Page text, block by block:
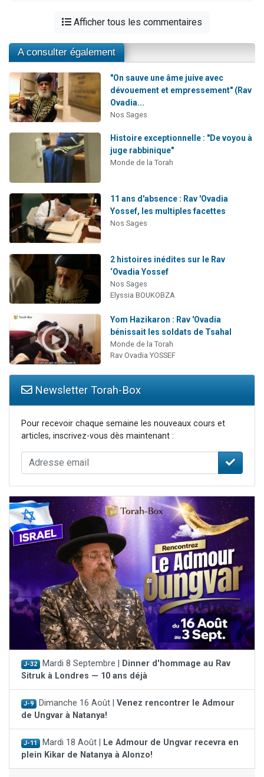
Afficher tous les commentaires
A consulter également
"On sauve une âme juive avec
dévouement et empressement" (Rav
Ovadia...
Nos Sages
Histoire exceptionnelle : "De voyou à
juge rabbinique"
Monde de la Torah
11 ans d'absence : Rav 'Ovadia
Yossef, les multiples facettes
Nos Sages
2 histoires inédites sur le Rav
‘Ovadia Yossef
Nos Sages
Elyssia BOUKOBZA
Yom Hazikaron : Rav 'Ovadia
bénissait les soldats de Tsahal
Monde de la Torah
Rav Ovadia YOSSEF
Newsletter Torah-Box
Pour recevoir chaque semaine les nouveaux cours et
articles, inscrivez-vous dès maintenant :
J-32 Mardi 8 Septembre |
Dinner d'hommage au Rav
Sitruk à Londres — 10 ans déjà
J-9 Dimanche 16 Août | Venez rencontrer le Admour
de Ungvar à Natanya!
J-11 Mardi 18 Août |
Le Admour de Ungvar recevra en
plein Kikar de Natanya à Alonzo!